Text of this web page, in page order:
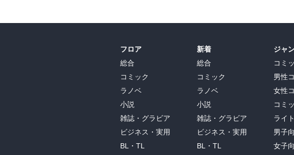
フロア
総合
コミック
ラノベ
小説
雑誌・グラビア
ビジネス・実用
BL・TL
新着
総合
コミック
ラノベ
小説
雑誌・グラビア
ビジネス・実用
BL・TL
ジャ
コミ
男性
女性
コミ
ライ
男子
女子